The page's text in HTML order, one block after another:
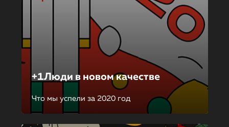
+1Люди в новом качестве
Что мы успели за 2020 год